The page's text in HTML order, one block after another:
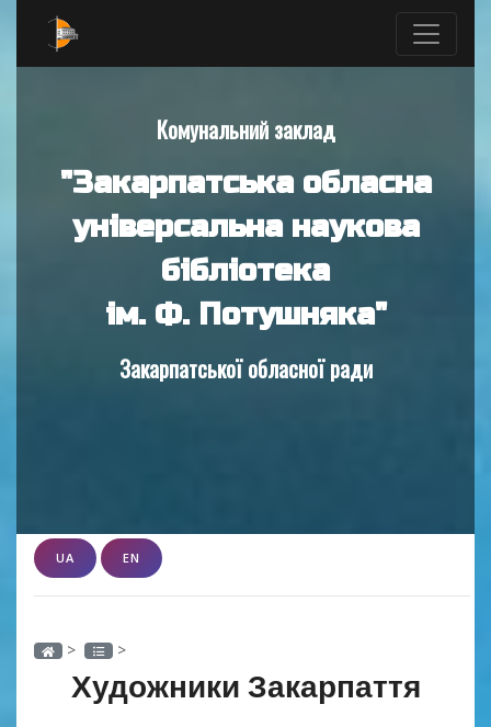
Комунальний заклад
"Закарпатська обласна
універсальна наукова
бібліотека
ім. Ф. Потушняка"
Закарпатської обласної ради
UA EN
> >
Художники Закарпаття